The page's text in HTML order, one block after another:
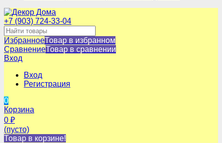
+7 (903) 724-33-04
ИзбранноеТовар в избранном
СравнениеТовар в сравнении
Вход
Вход
Регистрация
0
Корзина
0 ₽
(пусто)
Товар в корзине!